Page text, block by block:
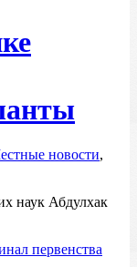
новости,
наук Абдулхак